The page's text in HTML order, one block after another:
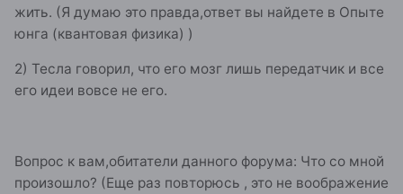
жить. (Я думаю это правда,ответ вы найдете в Опыте
юнга (квантовая физика) )
2) Тесла говорил, что его мозг лишь передатчик и все
его идеи вовсе не его.
Вопрос к вам,обитатели данного форума: Что со мной
произошло? (Еще раз повторюсь , это не воображение